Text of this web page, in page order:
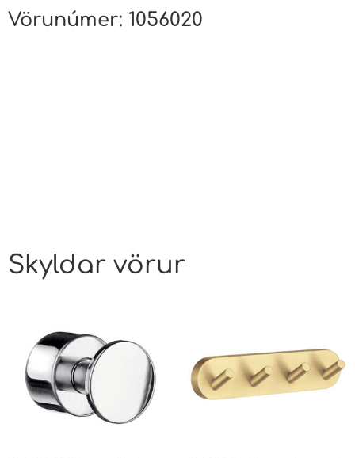
Vörunúmer: 1056020
Skyldar vörur